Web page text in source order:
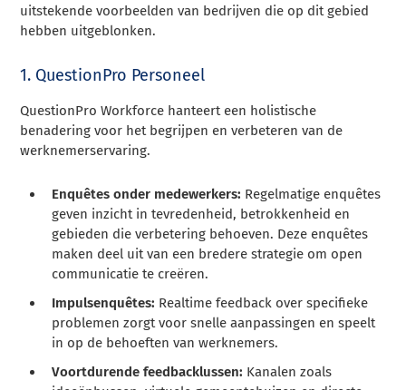
uitstekende voorbeelden van bedrijven die op dit gebied
hebben uitgeblonken.
1. QuestionPro Personeel
QuestionPro Workforce hanteert een holistische
benadering voor het begrijpen en verbeteren van de
werknemerservaring.
Enquêtes onder medewerkers: Regelmatige enquêtes
geven inzicht in tevredenheid, betrokkenheid en
gebieden die verbetering behoeven. Deze enquêtes
maken deel uit van een bredere strategie om open
communicatie te creëren.
Impulsenquêtes: Realtime feedback over specifieke
problemen zorgt voor snelle aanpassingen en speelt
in op de behoeften van werknemers.
Voortdurende feedbacklussen: Kanalen zoals